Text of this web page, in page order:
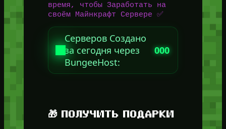
время, чтобы Заработать на
своём Майнкрафт Сервере ✅
Серверов Создано
за сегодня через
BungeeHost:
000
🎁 ПОЛУЧИТЬ ПОДАРКИ